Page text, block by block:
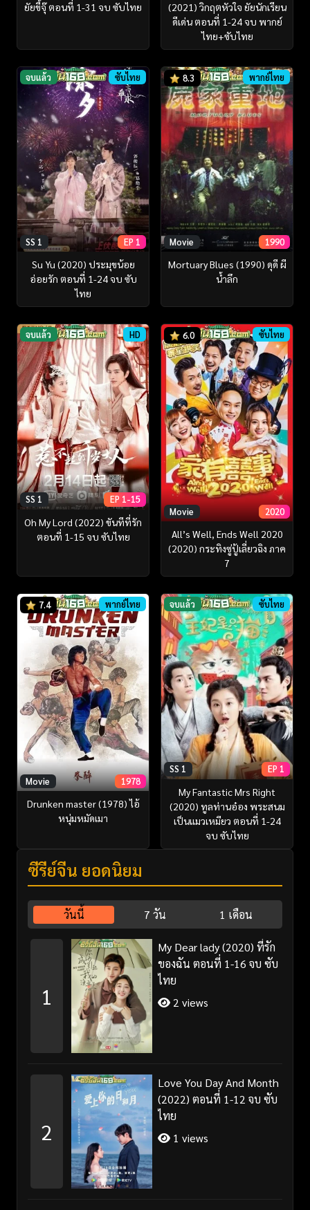
ยัยขี้จุ๊ ตอนที่ 1-31 จบ ซับไทย
(2021) วิกฤตหัวใจ ยัยนักเรียน
ดีเด่น ตอนที่ 1-24 จบ พากย์
ไทย+ซับไทย
จบแล้ว ซับไทย
SS 1 EP 1
Su Yu (2020) ประมุขน้อย
อ่อยรัก ตอนที่ 1-24 จบ ซับ
ไทย
8.3 พากย์ไทย
Movie 1990
Mortuary Blues (1990) ดุดี ผี
น้ำลึก
จบแล้ว HD
SS 1 EP 1-15
Oh My Lord (2022) ขันทีที่รัก
ตอนที่ 1-15 จบ ซับไทย
6.0 ซับไทย
Movie 2020
All’s Well, Ends Well 2020
(2020) กระทิงซู่ปู้เลี่ยวฉิง ภาค
7
7.4 พากย์ไทย
Movie 1978
Drunken master (1978) ไอ้
หนุ่มหมัดเมา
จบแล้ว ซับไทย
SS 1 EP 1
My Fantastic Mrs Right
(2020) ทูลท่านอ๋อง พระสนม
เป็นแมวเหมียว ตอนที่ 1-24
จบ ซับไทย
ซีรี่ย์จีน ยอดนิยม
วันนี้ 7 วัน 1 เดือน
1
My Dear lady (2020) ที่รัก
ของฉัน ตอนที่ 1-16 จบ ซับ
ไทย
2 views
2
Love You Day And Month
(2022) ตอนที่ 1-12 จบ ซับ
ไทย
1 views